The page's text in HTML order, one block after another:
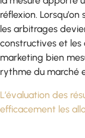
réflexion.
les arbitrages
constructives et les
marketing bien
rythme du marché
L’évaluation des
efficacement les